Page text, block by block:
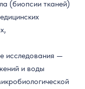
(биопсии тканей)
исследования —
и воды